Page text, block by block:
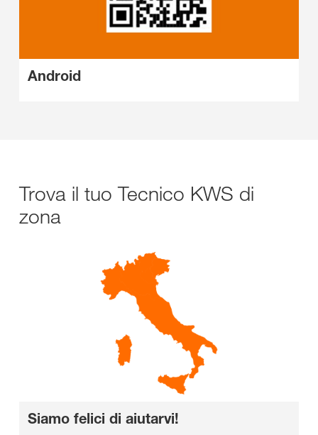
Android
Trova il tuo Tecnico KWS di
zona
Siamo felici di aiutarvi!